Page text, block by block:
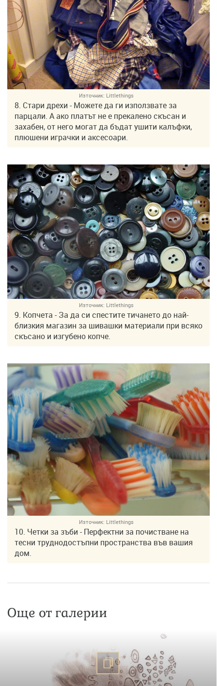
Източник: Littlethings
8. Стари дрехи - Можете да ги използвате за
парцали. А ако платът не е прекалено скъсан и
захабен, от него могат да бъдат ушити калъфки,
плюшени играчки и аксесоари.
Източник: Littlethings
9. Копчета - За да си спестите тичането до най-
близкия магазин за шивашки материали при всяко
скъсано и изгубено копче.
Източник: Littlethings
10. Четки за зъби - Перфектни за почистване на
тесни труднодостъпни пространства във вашия
дом.
Още от галерии